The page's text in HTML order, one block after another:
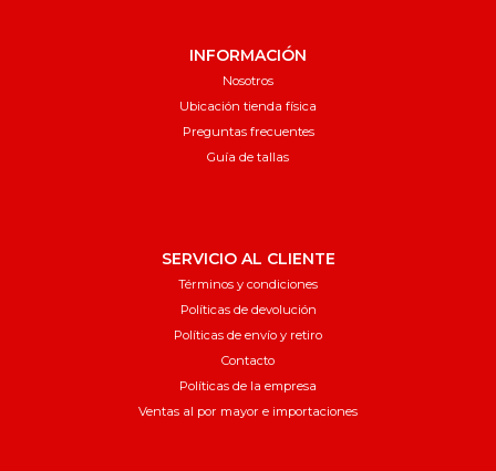
INFORMACIÓN
Nosotros
Ubicación tienda física
Preguntas frecuentes
Guía de tallas
SERVICIO AL CLIENTE
Términos y condiciones
Políticas de devolución
Políticas de envío y retiro
Contacto
Políticas de la empresa
Ventas al por mayor e importaciones